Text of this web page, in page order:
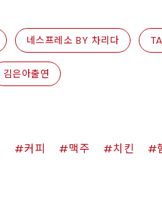
네스프레소 BY 차리다
김은아출연
커피 맥주 치킨